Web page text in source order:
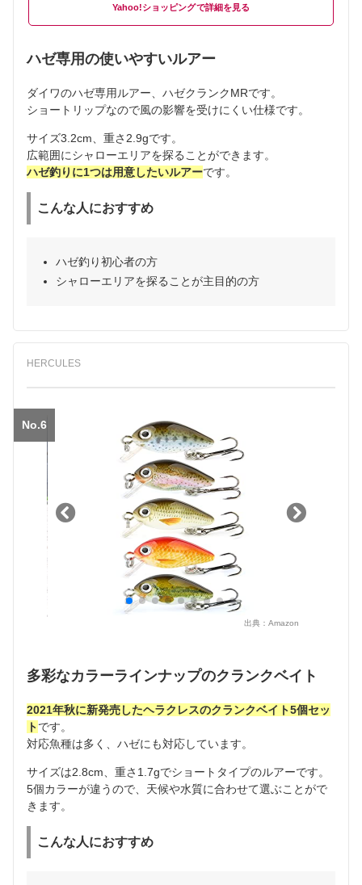
Yahoo!ショッピング
ハゼ専用の使いやすいルアー
ダイワのハゼ専用ルアー、ハゼクランクMRです。
ショートリップなので風の影響を受けにくい仕様です。
サイズ3.2cm、重さ2.9gです。
広範囲にシャローエリアを探ることができます。
ハゼ釣りに1つは用意したいルアーです。
こんな人におすすめ
ハゼ釣り初心者の方
シャローエリアを探ることが主目的の方
HERCULES
No.6
出典： Amazon
多彩なカラーラインナップのクランクベイト
2021年秋に新発売したヘラクレスのクランクベイト5個セッ
トです。
対応魚種は多く、ハゼにも対応しています。
サイズは2.8cm、重さ1.7gでショートタイプのルアーです。
5個カラーが違うので、天候や水質に合わせて選ぶことがで
きます。
こんな人におすすめ